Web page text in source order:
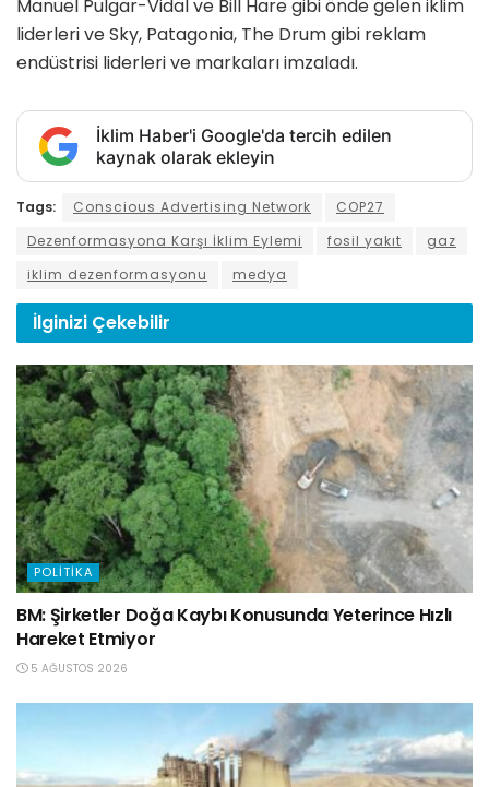
Manuel Pulgar-Vidal ve Bill Hare gibi önde gelen iklim
liderleri ve Sky, Patagonia, The Drum gibi reklam
endüstrisi liderleri ve markaları imzaladı.
İklim Haber'i Google'da tercih edilen
kaynak olarak ekleyin
Tags: Conscious Advertising Network
COP27
Dezenformasyona Karşı İklim Eylemi
fosil yakıt
gaz
iklim dezenformasyonu
medya
İlginizi Çekebilir
POLITIKA
BM: Şirketler Doğa Kaybı Konusunda Yeterince Hızlı
Hareket Etmiyor
5 AĞUSTOS 2026